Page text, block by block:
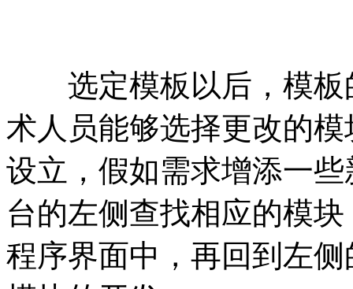
选定模板以后，模板
术人员能够选择更改的
设立，假如需求增添一
台的左侧查找相应的模
程序界面中，再回到左